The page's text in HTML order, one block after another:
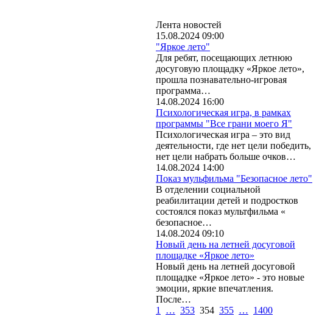
Лента новостей
15.08.2024 09:00
"Яркое лето"
Для ребят, посещающих летнюю
досуговую площадку «Яркое лето»,
прошла познавательно-игровая
программа…
14.08.2024 16:00
Психологическая игра, в рамках
программы "Все грани моего Я"
Психологическая игра – это вид
деятельности, где нет цели победить,
нет цели набрать больше очков…
14.08.2024 14:00
Показ мульфильма "Безопасное лето"
В отделении социальной
реабилитации детей и подростков
состоялся показ мультфильма «
безопасное…
14.08.2024 09:10
Новый день на летней досуговой
площадке «Яркое лето»
Новый день на летней досуговой
площадке «Яркое лето» - это новые
эмоции, яркие впечатления.
После…
1
… 353 354 355 … 1400